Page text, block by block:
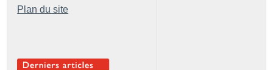
Plan du site